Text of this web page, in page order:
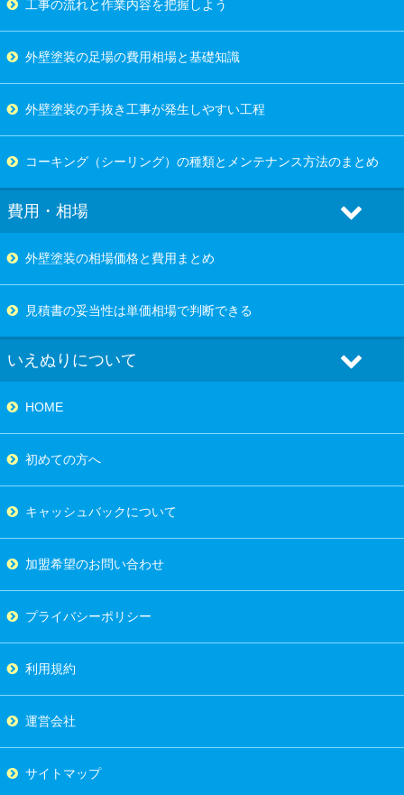
工事の流れと作業内容を把握しよう
外壁塗装の足場の費用相場と基礎知識
外壁塗装の手抜き工事が発生しやすい工程
コーキング（シーリング）の種類とメンテナンス方法のまとめ
費用・相場
外壁塗装の相場価格と費用まとめ
見積書の妥当性は単価相場で判断できる
いえぬりについて
HOME
初めての方へ
キャッシュバックについて
加盟希望のお問い合わせ
プライバシーポリシー
利用規約
運営会社
サイトマップ